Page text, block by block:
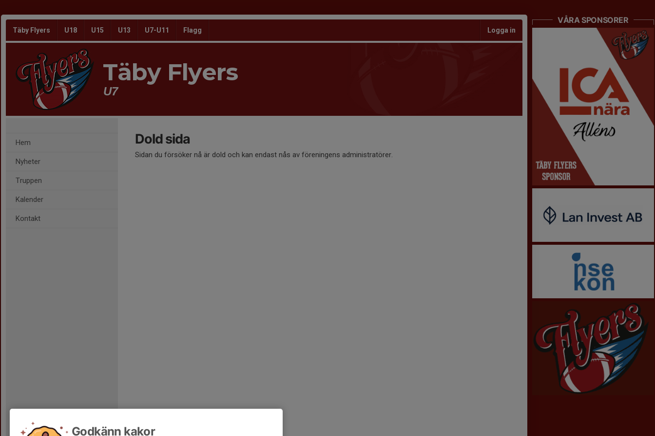
Täby Flyers U18 U15 U13 U7-U11 Flagg Logga in
Täby Flyers
U7
Hem
Nyheter
Truppen
Kalender
Kontakt
Dold sida
Sidan du försöker nå är dold och kan endast nås av föreningens administratörer.
VÅRA SPONSORER
Godkänn kakor